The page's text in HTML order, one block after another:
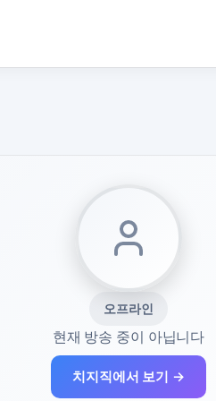
오프라인
현재 방송 중이 아닙니다
치지직에서 보기 →